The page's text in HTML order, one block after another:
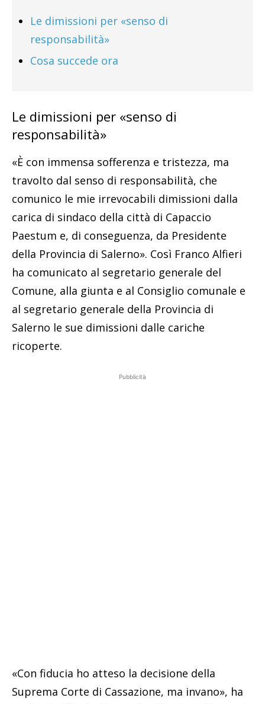
Le dimissioni per «senso di
responsabilità»
Cosa succede ora
Le dimissioni per «senso di
responsabilità»
«È con immensa sofferenza e tristezza, ma
travolto dal senso di responsabilità, che
comunico le mie irrevocabili dimissioni dalla
carica di sindaco della città di Capaccio
Paestum e, di conseguenza, da Presidente
della Provincia di Salerno». Così Franco Alfieri
ha comunicato al segretario generale del
Comune, alla giunta e al Consiglio comunale e
al segretario generale della Provincia di
Salerno le sue dimissioni dalle cariche
ricoperte.
Pubblicità
«Con fiducia ho atteso la decisione della
Suprema Corte di Cassazione, ma invano», ha